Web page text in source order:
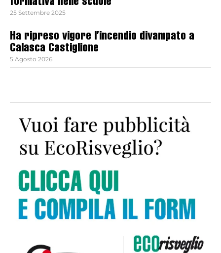
formativa nelle scuole
25 Settembre 2025
Ha ripreso vigore l’incendio divampato a
Calasca Castiglione
5 Agosto 2026